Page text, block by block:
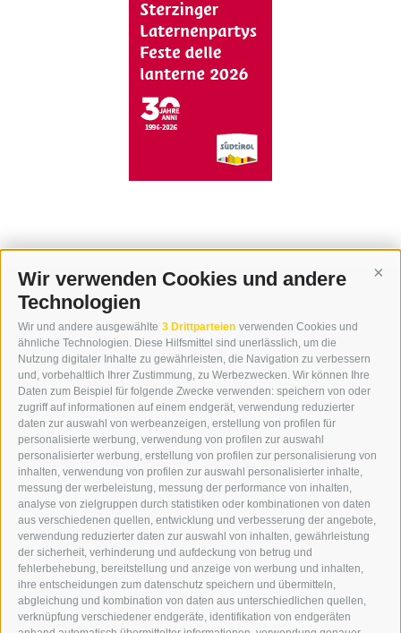
Wir verwenden Cookies und andere
Technologien
Wir und andere ausgewählte 3 Drittparteien verwenden Cookies und
ähnliche Technologien. Diese Hilfsmittel sind unerlässlich, um die
Nutzung digitaler Inhalte zu gewährleisten, die Navigation zu verbessern
und, vorbehaltlich Ihrer Zustimmung, zu Werbezwecken. Wir können Ihre
Daten zum Beispiel für folgende Zwecke verwenden: speichern von oder
zugriff auf informationen auf einem endgerät, verwendung reduzierter
daten zur auswahl von werbeanzeigen, erstellung von profilen für
personalisierte werbung, verwendung von profilen zur auswahl
personalisierter werbung, erstellung von profilen zur personalisierung von
inhalten, verwendung von profilen zur auswahl personalisierter inhalte,
messung der werbeleistung, messung der performance von inhalten,
analyse von zielgruppen durch statistiken oder kombinationen von daten
aus verschiedenen quellen, entwicklung und verbesserung der angebote,
verwendung reduzierter daten zur auswahl von inhalten, gewährleistung
der sicherheit, verhinderung und aufdeckung von betrug und
fehlerbehebung, bereitstellung und anzeige von werbung und inhalten,
ihre entscheidungen zum datenschutz speichern und übermitteln,
abgleichung und kombination von daten aus unterschiedlichen quellen,
verknüpfung verschiedener endgeräte, identifikation von endgeräten
KONTAKT
WIPP-MEDIA GMBH
DER ERKER
NEUSTADT 20A
I-39049 STERZING
TEL.: +39 0472 766876
GRAFIK@DERERKER.IT
INFO@DERERKER.IT
BARBARA.FONTANA@DERERKER.IT
DER ERKER
WERBEN IM ERKER
ONLINE-WERBUNG
SEPA-DAUERAUFTRAG
REGELN LESERKOMMENTARE